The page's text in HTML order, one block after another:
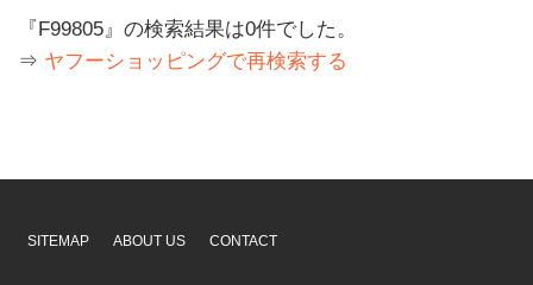
『F99805』の検索結果は0件でした。
⇒ ヤフーショッピングで再検索する
SITEMAP ABOUT US CONTACT